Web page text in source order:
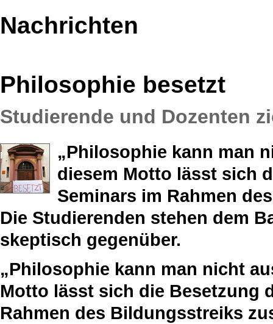
Nachrichten
Philosophie besetzt
Studierende und Dozenten
„Philosophie kann man
diesem Motto lässt sich
Seminars im Rahmen
Die Studierenden stehen dem
skeptisch gegenüber.
„Philosophie kann man nicht
Motto lässt sich die Besetzung
Rahmen des Bildungsstreiks